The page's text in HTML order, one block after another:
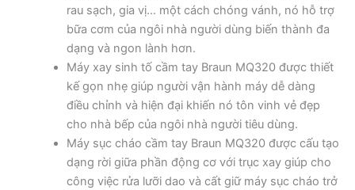
rau sạch, gia vị… một cách chóng vánh, nó hỗ trợ
bữa cơm của ngôi nhà người dùng biến thành đa
dạng và ngon lành hơn.
Máy xay sinh tố cầm tay Braun MQ320 được thiết
kế gọn nhẹ giúp người vận hành máy dễ dàng
điều chỉnh và hiện đại khiến nó tôn vinh vẻ đẹp
cho nhà bếp của ngôi nhà người tiêu dùng.
Máy sục cháo cầm tay Braun MQ320 được cấu tạo
dạng rời giữa phần động cơ với trục xay giúp cho
công việc rửa lưỡi dao và cất giữ máy sục cháo trở